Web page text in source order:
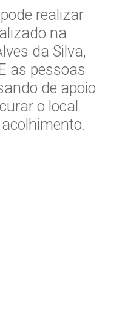
realizar
na
da Silva,
as pessoas
de apoio
o local